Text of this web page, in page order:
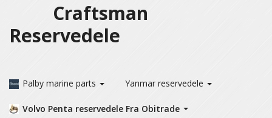
Craftsman
Reservedele
Palby marine parts Yanmar reservedele
Volvo Penta reservedele Fra Obitrade